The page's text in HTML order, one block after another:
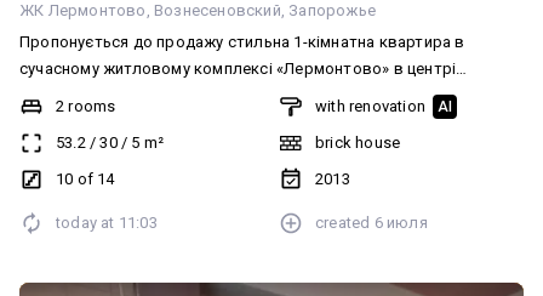
ЖК Лермонтово Вознесеновский Запорожье
Пропонується до продажу стильна 1-кімнатна квартира в
сучасному житловому комплексі «Лермонтово» в центрі
Запоріжжя. Квартира розташована на 10 поверсі сучасного
будинку із закритою територією та цілодобовою охороною.
Планування: • простора кухня-вітальня; • окрема спальня з
гардеробною; • суміжний санвузол. Квартира повністю готова
новим власникам. Для максимального комфорту передбачено
паркінг. ЖК «Лермонтово» — це престижний комплекс у
2 rooms
53.2/30/ 5 m²
10 of 14
with renovation AI
brick house
2013
today at 11:03 created 6 июля